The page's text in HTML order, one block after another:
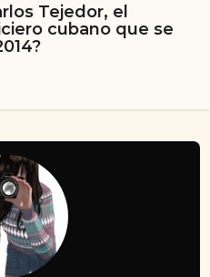
Tejedor, el
cubano que se